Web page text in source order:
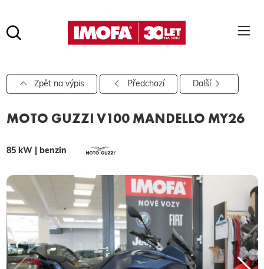
hledat
Pro vyhledávání zadejte alespoň 3 znaky.
Zpět na výpis Předchozí Další
MOTO GUZZI V100 MANDELLO MY26
85 kW | benzin